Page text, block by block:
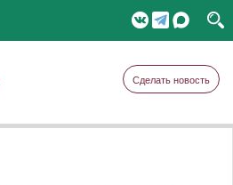
Сделать новость